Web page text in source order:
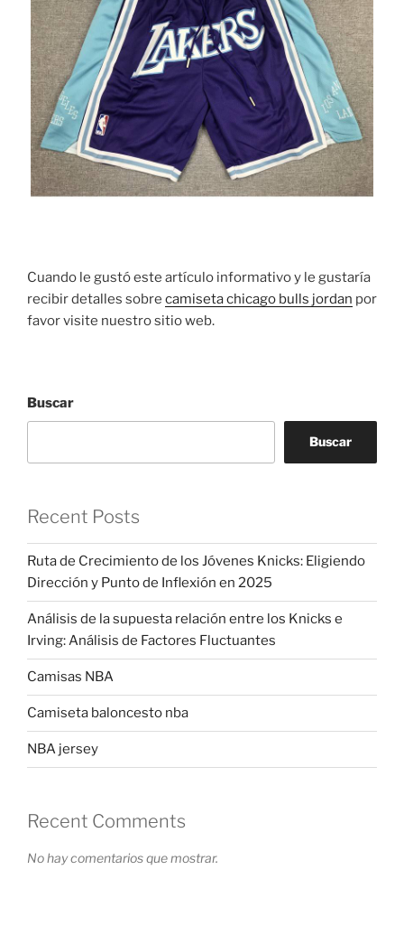
Cuando le gustó este artículo informativo y le gustaría
recibir detalles sobre camiseta chicago bulls jordan por
favor visite nuestro sitio web.
Buscar
Buscar
Recent Posts
Ruta de Crecimiento de los Jóvenes Knicks: Eligiendo
Dirección y Punto de Inflexión en 2025
Análisis de la supuesta relación entre los Knicks e
Irving: Análisis de Factores Fluctuantes
Camisas NBA
Camiseta baloncesto nba
NBA jersey
Recent Comments
No hay comentarios que mostrar.